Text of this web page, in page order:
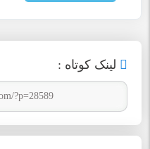
لينک کوتاه :